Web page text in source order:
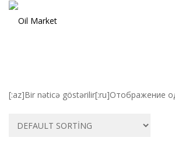
[:az]Bir nəticə göstərilir[:ru]Отображение